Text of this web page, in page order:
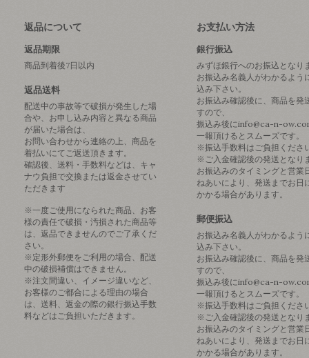
返品について
返品期限
商品到着後7日以内
返品送料
配送中の事故等で破損が発生した場
合や、お申し込み内容と異なる商品
が届いた場合は、
お問い合わせから連絡の上、商品を
着払いにてご返送頂きます。
確認後、送料・手数料などは、キャ
ナウ負担で交換または返金させてい
ただきます
※一度ご使用になられた商品、お客
様の責任で破損・汚損された商品等
は、返品できませんのでご了承くだ
さい。
※定形外郵便をご利用の場合、配送
中の破損補償はできません。
※注文間違い、イメージ違いなど、
お客様のご都合による理由の場合
は、送料、返金の際の銀行振込手数
料などはご負担いただきます。
お支払い方法
銀行振込
みずほ銀行へのお振込となり
お振込み名義人がわかるよう
込み下さい。
お振込み確認後に、商品を発
すので、
振込み後にinfo@ca-n-
一報頂けるとスムーズです。
※振込手数料はご負担くださ
※ご入金確認後の発送となり
お振込みのタイミングと営業
ねあいにより、発送までお日
かかる場合があります。
郵便振込
お振込み名義人がわかるよう
込み下さい。
お振込み確認後に、商品を発
すので、
振込み後にinfo@ca-n-
一報頂けるとスムーズです。
※振込手数料はご負担くださ
※ご入金確認後の発送となり
お振込みのタイミングと営業
ねあいにより、発送までお日
かかる場合があります。